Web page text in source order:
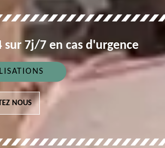
7j/7 en cas d'urgence
NOUS